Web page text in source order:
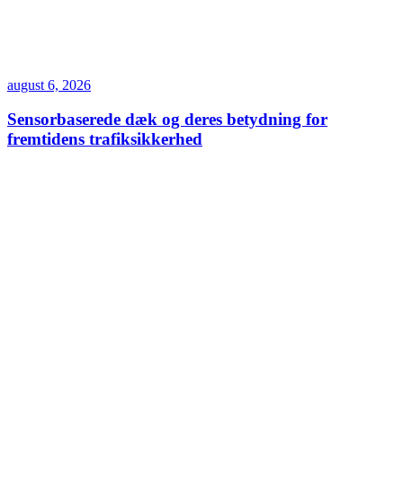
august 6, 2026
Sensorbaserede dæk og deres betydning for
fremtidens trafiksikkerhed